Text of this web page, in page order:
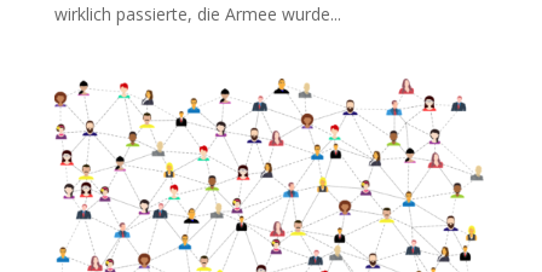
wirk­lich pas­sier­te, die Armee wur­de...